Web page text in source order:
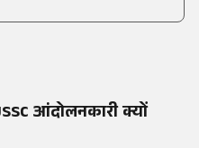
आंदोलनकारी क्यों